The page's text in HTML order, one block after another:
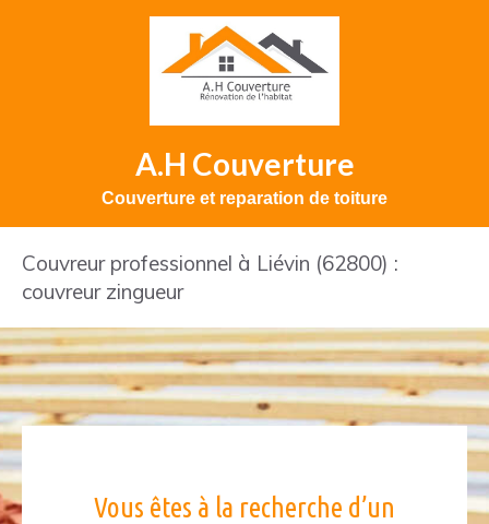
A.H Couverture
Couverture et reparation de toiture
Couvreur professionnel à Liévin (62800) :
couvreur zingueur
Vous êtes à la recherche d’un